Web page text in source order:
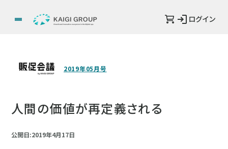
ログイン
2019年05月号
人間の価値が再定義される
公開日:2019年4月17日